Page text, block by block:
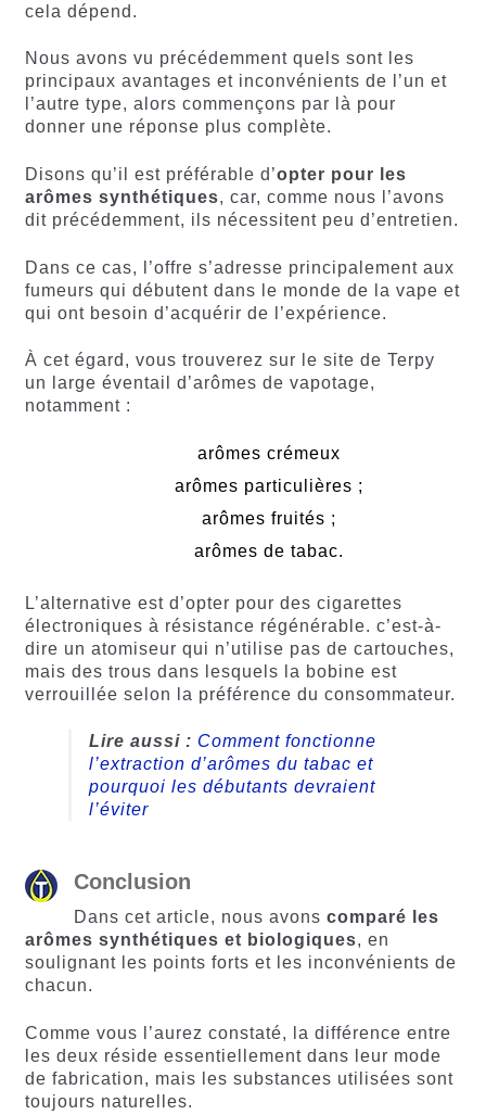
cela dépend.
Nous avons vu précédemment quels sont les
principaux avantages et inconvénients de l’un et
l’autre type, alors commençons par là pour
donner une réponse plus complète.
Disons qu’il est préférable d’opter pour les
arômes synthétiques, car, comme nous l’avons
dit précédemment, ils nécessitent peu d’entretien.
Dans ce cas, l’offre s’adresse principalement aux
fumeurs qui débutent dans le monde de la vape et
qui ont besoin d’acquérir de l’expérience.
À cet égard, vous trouverez sur le site de Terpy
un large éventail d’arômes de vapotage,
notamment :
arômes crémeux
arômes particulières ;
arômes fruités ;
arômes de tabac.
L’alternative est d’opter pour des cigarettes
électroniques à résistance régénérable. c’est-à-
dire un atomiseur qui n’utilise pas de cartouches,
mais des trous dans lesquels la bobine est
verrouillée selon la préférence du consommateur.
Lire aussi : Comment fonctionne
l’extraction d’arômes du tabac et
pourquoi les débutants devraient
l’éviter
Conclusion
Dans cet article, nous avons comparé les
arômes synthétiques et biologiques, en
soulignant les points forts et les inconvénients de
chacun.
Comme vous l’aurez constaté, la différence entre
les deux réside essentiellement dans leur mode
de fabrication, mais les substances utilisées sont
toujours naturelles.